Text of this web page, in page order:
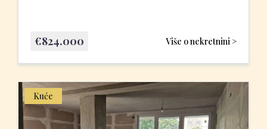
Više o nekretnini >
€824.000
Kuće